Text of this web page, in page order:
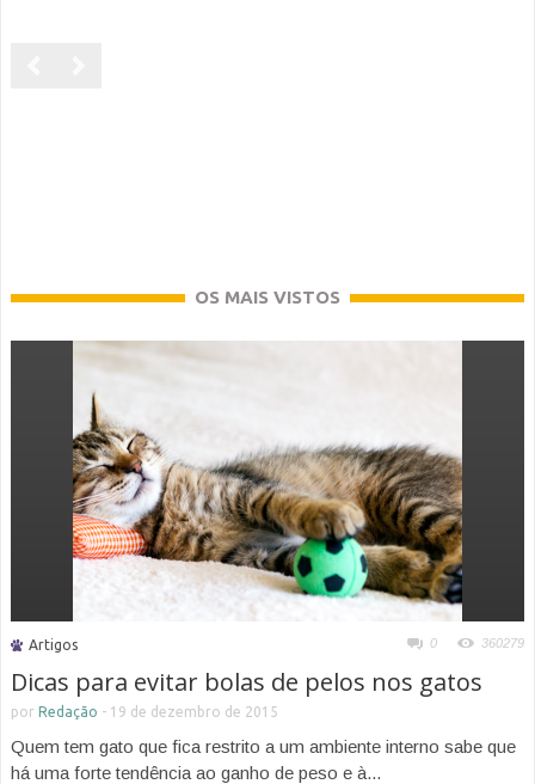
OS MAIS VISTOS
Artigos 0 360279
Dicas para evitar bolas de pelos nos gatos
por Redação - 19 de dezembro de 2015
Quem tem gato que fica restrito a um ambiente interno sabe que
há uma forte tendência ao ganho de peso e à...